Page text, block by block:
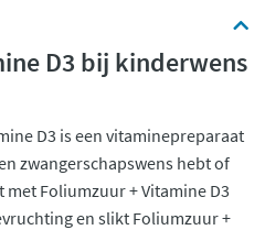
D3 bij kinderwens
D3 is een vitaminepreparaat
zwangerschapswens hebt of
Foliumzuur + Vitamine D3
en slikt Foliumzuur +